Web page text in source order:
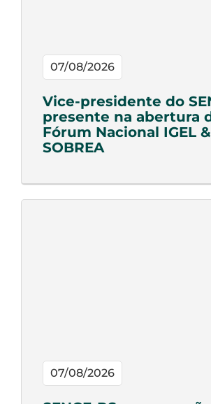
07/08/2026
Vice-presidente do
presente na abertura
Fórum Nacional IGEL &
SOBREA
07/08/2026